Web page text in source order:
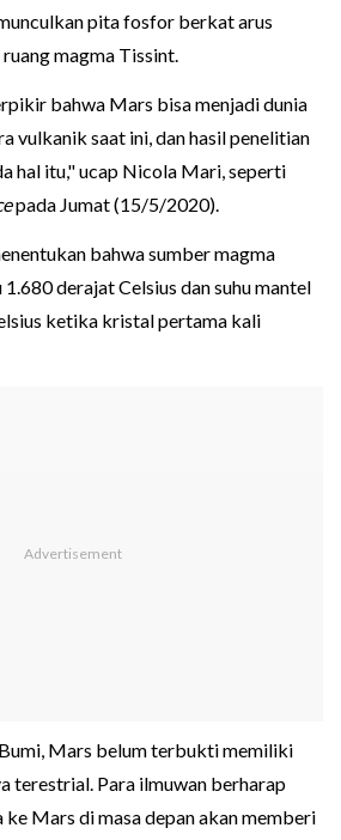
pita fosfor berkat arus
magma Tissint.
bahwa Mars bisa menjadi dunia
vulkanik saat ini, dan hasil penelitian
hal itu," ucap Nicola Mari, seperti
pada Jumat (15/5/2020).
bahwa sumber magma
derajat Celsius dan suhu mantel
ketika kristal pertama kali
Mars belum terbukti memiliki
terestrial. Para ilmuwan berharap
Mars di masa depan akan memberi